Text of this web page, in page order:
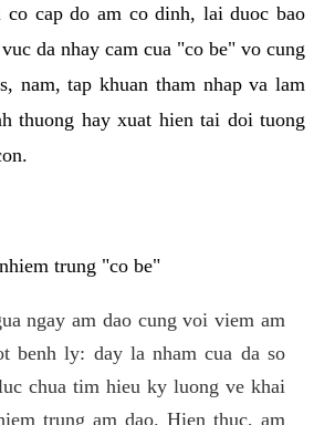
cap do am co dinh, lai duoc bao
da nhay cam cua "co be" vo cung
nam, tap khuan tham nhap va lam
thuong hay xuat hien tai doi tuong
trung "co be"
ngay am dao cung voi viem am
benh ly: day la nham cua da so
chua tim hieu ky luong ve khai
trung am dao. Hien thuc, am